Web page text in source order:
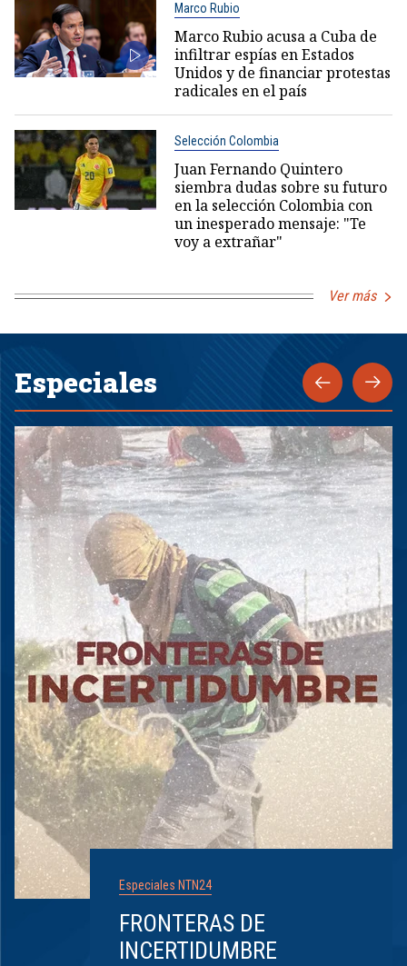
Marco Rubio
Marco Rubio acusa a Cuba de
infiltrar espías en Estados
Unidos y de financiar protestas
radicales en el país
Selección Colombia
Juan Fernando Quintero
siembra dudas sobre su futuro
en la selección Colombia con
un inesperado mensaje: "Te
voy a extrañar"
Ver más
Especiales
Especiales NTN24
FRONTERAS DE
INCERTIDUMBRE